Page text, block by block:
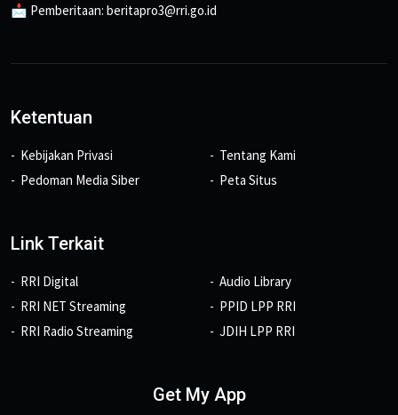
📩 Pemberitaan: beritapro3@rri.go.id
Ketentuan
Kebijakan Privasi
Pedoman Media Siber
Tentang Kami
Peta Situs
Link Terkait
RRI Digital
RRI NET Streaming
RRI Radio Streaming
Audio Library
PPID LPP RRI
JDIH LPP RRI
Get My App